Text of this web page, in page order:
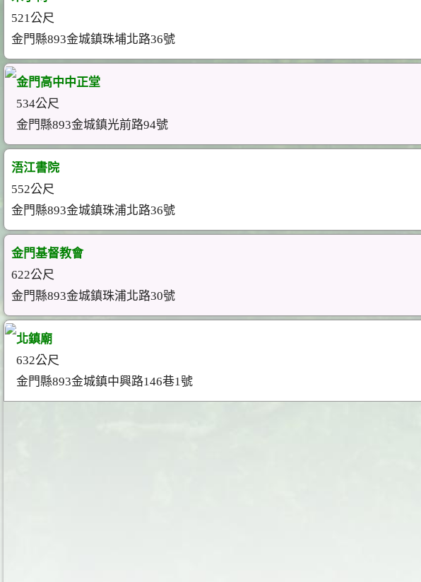
521公尺
金門縣893金城鎮珠埔北路36號
金門高中中正堂
534公尺
金門縣893金城鎮光前路94號
浯江書院
552公尺
金門縣893金城鎮珠浦北路36號
金門基督教會
622公尺
金門縣893金城鎮珠浦北路30號
北鎮廟
632公尺
金門縣893金城鎮中興路146巷1號